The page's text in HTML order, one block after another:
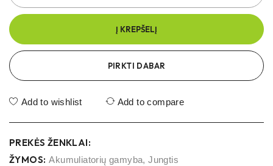
Į KREPŠELĮ
PIRKTI DABAR
Add to wishlist Add to compare
PREKĖS ŽENKLAI:
ŽYMOS: Akumuliatorių gamyba,Jungtis